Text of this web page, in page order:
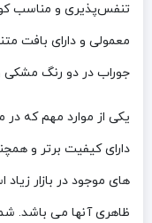
تنفس‌پذیری و مناسب
معمولی و دارای بافت
جوراب در دو رنگ
یکی از موارد مهم که در
دارای کیفیت برتر و
های موجود در بازار
ظاهری آنها می باشد.